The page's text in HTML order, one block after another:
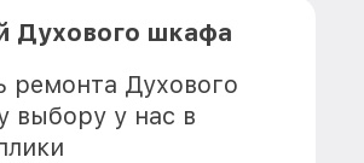
Духового шкафа
ремонта Духового
выбору у нас в